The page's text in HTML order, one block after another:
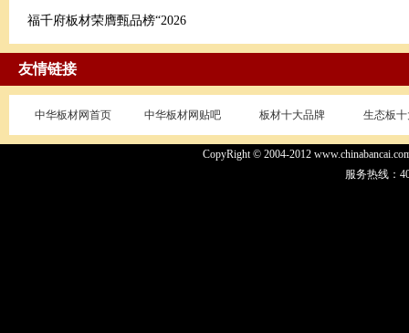
福千府板材荣膺甄品榜“2026
友情链接
中华板材网首页 中华板材网贴吧 板材十大品牌 生态板
CopyRight © 2004-2012
服务热线：